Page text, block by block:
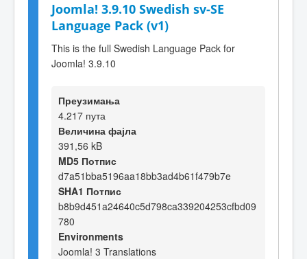
Joomla! 3.9.10 Swedish sv-SE
Language Pack (v1)
This is the full Swedish Language Pack for
Joomla! 3.9.10
Преузимања
4.217 пута
Величина фајла
391,56 kB
MD5 Потпис
d7a51bba5196aa18bb3ad4b61f479b7e
SHA1 Потпис
b8b9d451a24640c5d798ca339204253cfbd09
780
Environments
Joomla! 3 Translations